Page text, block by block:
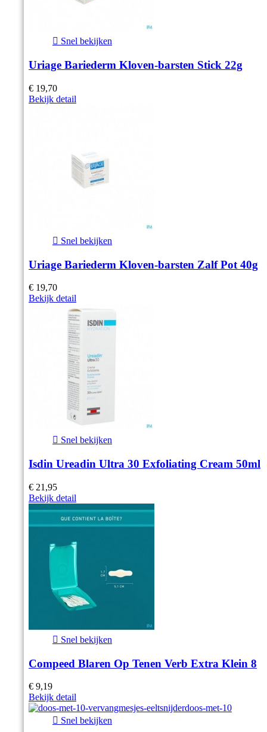
 Snel bekijken
Uriage Bariederm Kloven-barsten Stick 22g
€ 19,70
Bekijk detail
 Snel bekijken
Uriage Bariederm Kloven-barsten Zalf Pot 40g
€ 19,70
Bekijk detail
 Snel bekijken
Isdin Ureadin Ultra 30 Exfoliating Cream 50ml
€ 21,95
Bekijk detail
 Snel bekijken
Compeed Blaren Op Tenen Verb Extra Klein 8
€ 9,19
Bekijk detail
 Snel bekijken